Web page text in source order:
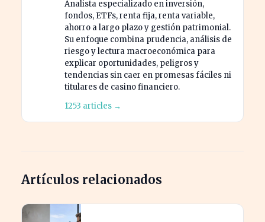
Analista especializado en inversión,
fondos, ETFs, renta fija, renta variable,
ahorro a largo plazo y gestión patrimonial.
Su enfoque combina prudencia, análisis de
riesgo y lectura macroeconómica para
explicar oportunidades, peligros y
tendencias sin caer en promesas fáciles ni
titulares de casino financiero.
1253 articles →
Artículos relacionados